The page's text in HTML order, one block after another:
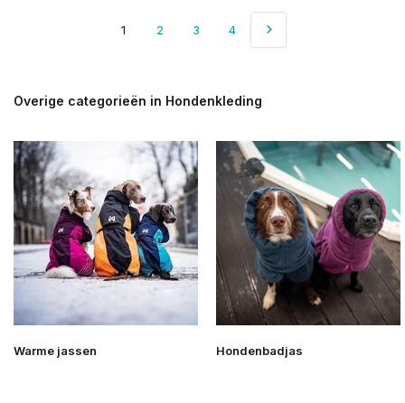
1 2 3 4
Overige categorieën in Hondenkleding
Warme jassen Hondenbadjas